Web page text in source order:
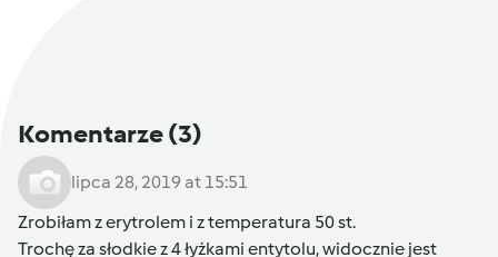
Komentarze(3)
lipca 28, 2019 at 15:51
Zrobiłam z erytrolem i z temperatura 50 st.
Trochę za słodkie z 4 łyżkami entytolu, widocznie jest